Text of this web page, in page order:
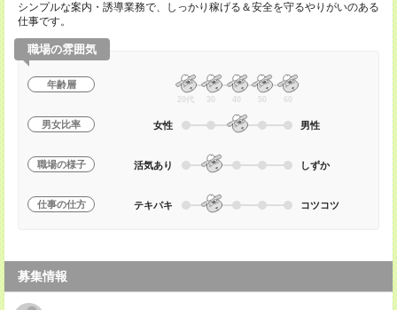
シンプルな案内・誘導業務で、しっかり稼げる＆安全を守るやりがいのある
仕事です。
職場の雰囲気
年齢層
20代 30 40 50 60
男女比率 女性 男性
職場の様子 活気あり しずか
仕事の仕方 テキパキ コツコツ
募集情報